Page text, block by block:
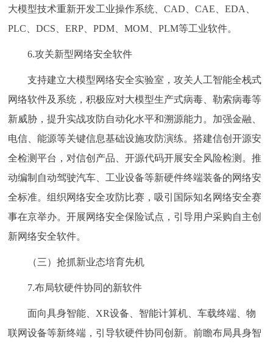
大模型技术重新开发工业操作系统、CAD、CAE、EDA、
PLC、DCS、ERP、PDM、MOM、PLM等工业软件。
6.攻关新型网络安全软件
支持建立大模型网络安全实验室，攻关人工智能全栈式
网络软件及系统，积极应对大模型生产式病毒、勒索病毒等
新威胁，提升实战攻防自动化水平和溯源能力。加强金融、
电信、能源等关键信息基础设施攻防演练。搭建信创开源安
全检测平台，对信创产品、开源代码开展安全风险检测。推
动编制自动驾驶汽车、工业设备等新硬件终端装备的网络安
全标准。组织网络安全攻防比赛，吸引国际知名网络安全赛
事在京举办。开展网络安全保险试点，引导用户采购自主创
新网络安全软件。
（三）抢抓新业态培育先机
7.布局软硬件协同的新软件
面向具身智能、XR设备、智能计算机、车载终端、物
联网设备等新终端，引导软硬件协同创新。前瞻布局具身智